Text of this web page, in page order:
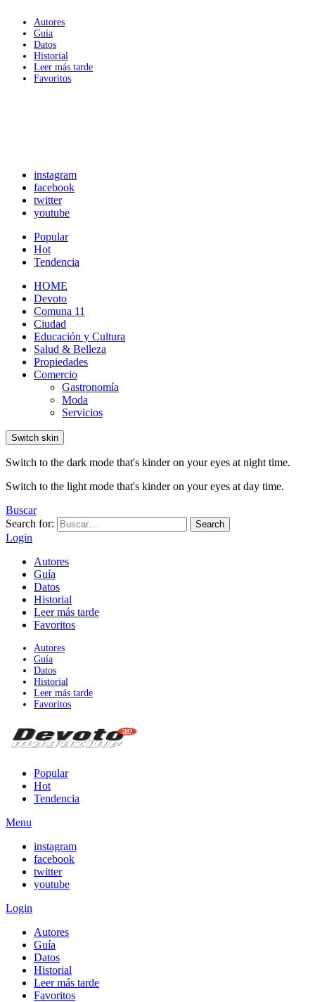
Autores
Guía
Datos
Historial
Leer más tarde
Favoritos
instagram
facebook
twitter
youtube
Popular
Hot
Tendencia
HOME
Devoto
Comuna 11
Ciudad
Educación y Cultura
Salud & Belleza
Propiedades
Comercio
Gastronomía
Moda
Servicios
Switch skin
Switch to the dark mode that's kinder on your eyes at night time.
Switch to the light mode that's kinder on your eyes at day time.
Buscar
Search for:
Search
Login
Autores
Guía
Datos
Historial
Leer más tarde
Favoritos
Autores
Guía
Datos
Historial
Leer más tarde
Favoritos
Popular
Hot
Tendencia
Menu
instagram
facebook
twitter
youtube
Login
Autores
Guía
Datos
Historial
Leer más tarde
Favoritos